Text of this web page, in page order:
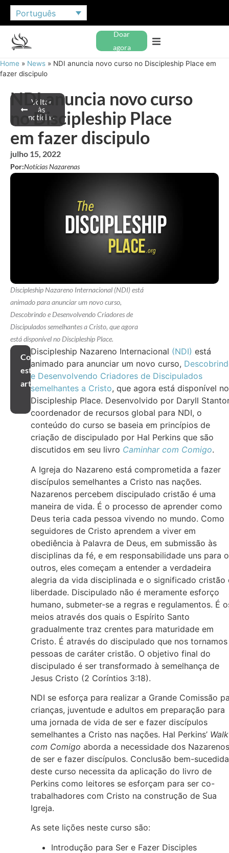
Português
Doar
agora
Home » News » NDI anuncia novo curso no Discipleship Place em
fazer discipulo
Voltar
às
notícias
NDI anuncia novo curso
no Discipleship Place
em fazer discipulo
julho 15, 2022
Por:Notícias Nazarenas
Discipleship Nazareno Internacional (NDI) está
animado para anunciar um novo curso,
Descobrindo e Desenvolvendo Criadores de
Discipulados semelhantes a Cristo, que agora
está disponível no Discipleship Place.
Compartilhar
este
artigo
Discipleship Nazareno Internacional (NDI) está
animado para anunciar um novo curso,
e Desenvolvendo Criadores de Discipulados
semelhantes a Cristo, que agora está disponível no
Discipleship Place. Desenvolvido por Daryll
coordenador de recursos global para NDI, o
conteúdo do curso se baseia em princípios de
criação de discipulado por Hal Perkins que são
discutidos em seu livro Caminhar com Comigo.
A Igreja do Nazareno está comprometida a fazer
discípulos semelhantes a Cristo nas nações.
Nazarenos percebem discipulado cristão é uma
maneira de vida. É o processo de aprender como
Deus teria cada pessoa vivendo no mundo. Como
seguidores de Cristo aprendem a viver em
obediência à Palavra de Deus, em submissão às
disciplinas da fé, e em responsabilidade uns para
outros, eles começam a entender a verdadeira
alegria da vida disciplinada e o significado cristão
liberdade. Discipulado não é meramente esforço
humano, submeter-se a regras e regulamentos. É
meios através dos quais o Espírito Santo
gradualmente traz crentes para maturidade em
Cristo. É através do discipulado que nos tornamos
pessoas de caráter cristão. O objetivo final do
discipulado é ser transformado à semelhança de
Jesus Cristo (2 Coríntios 3:18).
NDI se esforça para realizar a Grande Comissão
crianças, juventude e adultos em preparação para
uma jornada de vida de ser e fazer discípulos
semelhantes a Cristo nas nações. Hal Perkins’ Walk
com Comigo aborda a necessidade dos Nazarenos
de ser e fazer discípulos. Conclusão bem-sucedida
deste curso necessita da aplicação do livro de
Perkins como leitores se esforçam para ser co-
trabalhadores com Cristo na construção de Sua
Igreja.
As sete lições neste curso são:
Introdução para Ser e Fazer Disciples